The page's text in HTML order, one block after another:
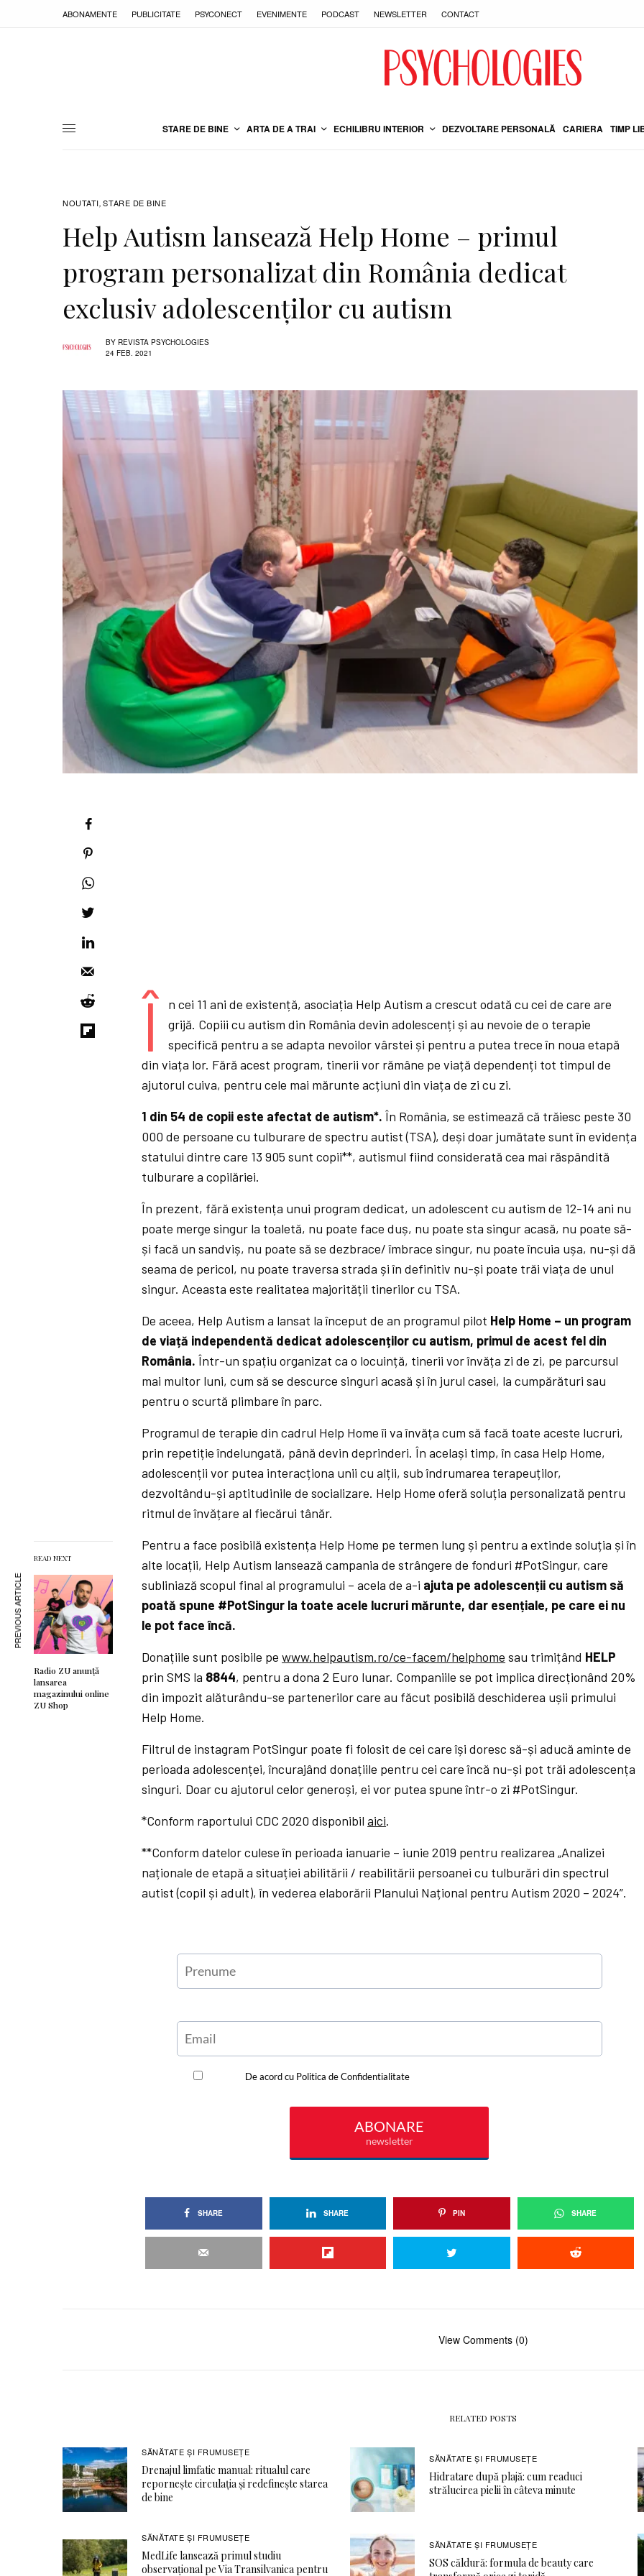
ABONAMENTE PUBLICITATE PSYCONECT EVENIMENTE PODCAST NEWSLETTER CONTACT
STARE DE BINE ARTA DE A TRAI ECHILIBRU INTERIOR DEZVOLTARE PERSONALĂ CARIERA TIMP
NOUTATI, STARE DE BINE
Help Autism lansează Help Home – primul
program personalizat din România dedicat
exclusiv adolescenților cu autism
BY REVISTA PSYCHOLOGIES
24 FEB. 2021
READ NEXT
Radio ZU anunță
lansarea
magazinului online
ZU Shop
Î
n cei 11 ani de existență, asociația Help Autism a crescut odată cu cei de care are
grijă. Copiii cu autism din România devin adolescenți și au nevoie de o terapie
specifică pentru a se adapta nevoilor vârstei și pentru a putea trece în noua etapă
din viața lor. Fără acest program, tinerii vor rămâne pe viață dependenți tot timpul de
ajutorul cuiva, pentru cele mai mărunte acțiuni din viața de zi cu zi.
1 din 54 de copii este afectat de autism*. În România, se estimează că trăiesc peste 30
000 de persoane cu tulburare de spectru autist (TSA), deși doar jumătate sunt în evidența
statului dintre care 13 905 sunt copii**, autismul fiind considerată cea mai răspândită
tulburare a copilăriei.
În prezent, fără existența unui program dedicat, un adolescent cu autism de 12-14 ani nu
poate merge singur la toaletă, nu poate face duș, nu poate sta singur acasă, nu poate să-
și facă un sandviș, nu poate să se dezbrace/ îmbrace singur, nu poate încuia ușa, nu-și dă
seama de pericol, nu poate traversa strada și în definitiv nu-și poate trăi viața de unul
singur. Aceasta este realitatea majorității tinerilor cu TSA.
De aceea, Help Autism a lansat la început de an programul pilot Help Home – un program
de viață independentă dedicat adolescenților cu autism, primul de acest fel din
România. Într-un spațiu organizat ca o locuință, tinerii vor învăța zi de zi, pe parcursul
mai multor luni, cum să se descurce singuri acasă și în jurul casei, la cumpărături sau
pentru o scurtă plimbare în parc.
Programul de terapie din cadrul Help Home îi va învăța cum să facă toate aceste lucruri,
prin repetiție îndelungată, până devin deprinderi. În același timp, în casa Help Home,
adolescenții vor putea interacționa unii cu alții, sub îndrumarea terapeuților,
dezvoltându-și aptitudinile de socializare. Help Home oferă soluția personalizată pentru
ritmul de învățare al fiecărui tânăr.
Pentru a face posibilă existența Help Home pe termen lung și pentru a extinde soluția și în
alte locații, Help Autism lansează campania de strângere de fonduri #PotSingur, care
subliniază scopul final al programului – acela de a-i ajuta pe adolescenții cu autism să
poată spune #PotSingur la toate acele lucruri mărunte, dar esențiale, pe care ei nu
le pot face încă.
Donațiile sunt posibile pewww.helpautism.ro/ce-facem/helphome sau trimițând HELP
prin SMS la 8844, pentru a dona 2 Euro lunar. Companiile se pot implica direcționând 20%
din impozit alăturându-se partenerilor care au făcut posibilă deschiderea ușii primului
Help Home.
Filtrul de instagram PotSingur poate fi folosit de cei care își doresc să-și aducă aminte de
perioada adolescenței, încurajând donațiile pentru cei care încă nu-și pot trăi adolescența
singuri. Doar cu ajutorul celor generoși, ei vor putea spune într-o zi #PotSingur.
*Conform raportului CDC 2020 disponibilaici.
**Conform datelor culese în perioada ianuarie – iunie 2019 pentru realizarea „Analizei
naționale de etapă a situației abilitării / reabilitării persoanei cu tulburări din spectrul
autist (copil și adult), în vederea elaborării Planului Național pentru Autism 2020 – 2024”.
SHARE SHARE PIN SHARE
PREVIOUS ARTICLE
View Comments (0)
RELATED POSTS
SĂNĂTATE ŞI FRUMUSEȚE
Drenajul limfatic manual: ritualul care
repornește circulația și redefinește starea
de bine
SĂNĂTATE ŞI FRUMUSEȚE
Hidratare după plajă: cum readuci
strălucirea pielii în câteva minute
SĂNĂTATE ŞI FRUMUSEȚE
MedLife lansează primul studiu
observațional pe Via Transilvanica pentru
SĂNĂTATE ŞI FRUMUSEȚE
SOS căldură: formula de beauty care